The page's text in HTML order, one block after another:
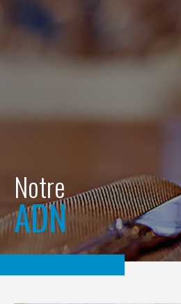
Notre
ADN